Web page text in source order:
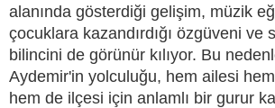
alanında gösterdiği gelişim, müzik
çocuklara kazandırdığı özgüveni ve
bilincini de görünür kılıyor. Bu
Aydemir'in yolculuğu, hem ailesi
hem de ilçesi için anlamlı bir gurur